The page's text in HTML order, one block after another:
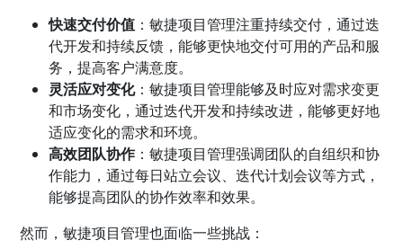
快速交付价值 ：敏捷项目管理注重持续交付，通过迭
代开发和持续反馈，能够更快地交付可用的产品和服
务，提高客户满意度。
灵活应对变化：敏捷项目管理能够及时应对需求变更
和市场变化，通过迭代开发和持续改进，能够更好地
适应变化的需求和环境。
高效团队协作：敏捷项目管理强调团队的自组织和协
作能力，通过每日站立会议、迭代计划会议等方式，
能够提高团队的协作效率和效果。
然而，敏捷项目管理也面临一些挑战：